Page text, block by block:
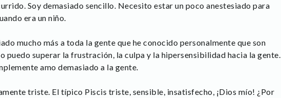
Soy demasiado sencillo. Necesito estar un poco anestesiado para
era un niño.
mucho más a toda la gente que he conocido personalmente que son
puedo superar la frustración, la culpa y la hipersensibilidad hacia la gente.
amo demasiado a la gente.
triste. El típico Piscis triste, sensible, insatisfecho, ¡Dios mío! ¿Por